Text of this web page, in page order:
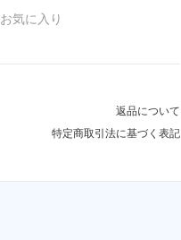
お気に入り
返品について
特定商取引法に基づく表記